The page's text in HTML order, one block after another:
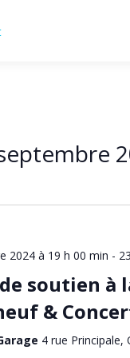
2024 à 19 h 00 min -
soutien à
&
4 rue Principale,